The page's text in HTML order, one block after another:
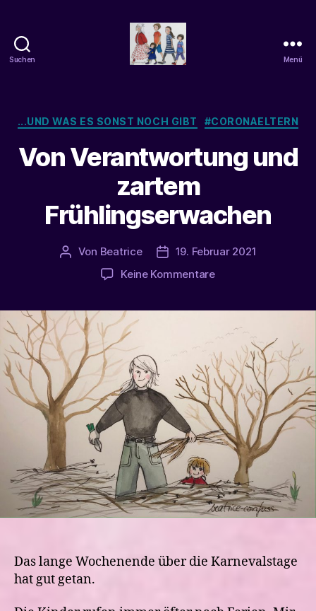
Suchen Menü
Kategorien
...UND WAS ES SONST NOCH GIBT #CORONAELTERN
Von Verantwortung und
zartem
Frühlingserwachen
Beitragsautor
Von Beatrice Veröffentlichungsdatum
19. Februar 2021
Keine Kommentarezu
zartem
Frühlingserwachen
Das lange Wochenende über die Karnevalstage
hat gut getan.